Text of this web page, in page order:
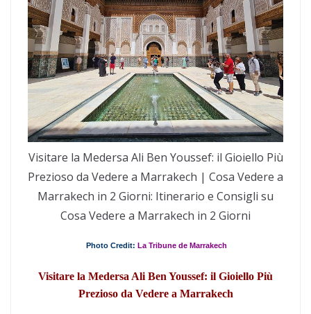
Visitare la Medersa Ali Ben Youssef: il Gioiello Più
Prezioso da Vedere a Marrakech | Cosa Vedere a
Marrakech in 2 Giorni: Itinerario e Consigli su
Cosa Vedere a Marrakech in 2 Giorni
Photo Credit: La Tribune de Marrakech
Visitare la Medersa Ali Ben Youssef: il Gioiello Più
Prezioso da Vedere a Marrakech